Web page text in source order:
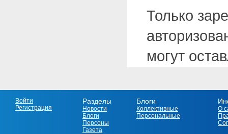
Только
могут
Войти
Регистрация
Разделы
Новости
Блоги
Персоны
Газета
Блоги
Коллективные
Персональные
О